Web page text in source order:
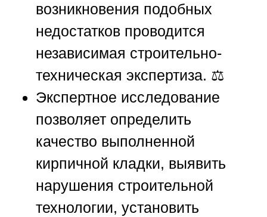
возникновения подобных
недостатков проводится
независимая строительно-
техническая экспертиза. ⚖️
Экспертное исследование
позволяет определить
качество выполненной
кирпичной кладки, выявить
нарушения строительной
технологии, установить